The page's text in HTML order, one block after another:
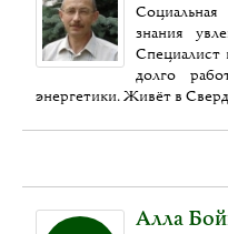
знания
Специалист
долго
энергетики. Живёт в
Алла